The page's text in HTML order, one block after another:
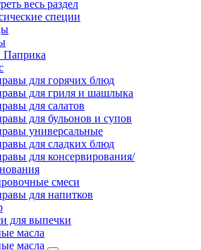
весь раздел
специи
Паприка
для горячих блюд
для гриля и шашлыка
для салатов
для бульонов и супов
универсальные
для сладких блюд
для консервирования/
смеси
для напитков
для выпечки
масла
масла